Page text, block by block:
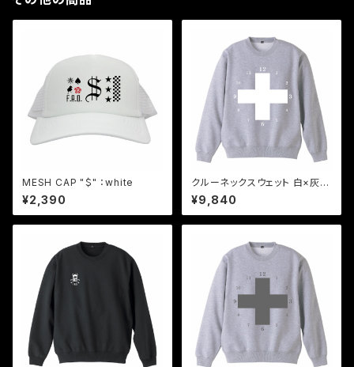
MESH CAP "＄" ：white
¥2,390
クルーネックスウェット 白×灰2
"time to peace"
¥9,840